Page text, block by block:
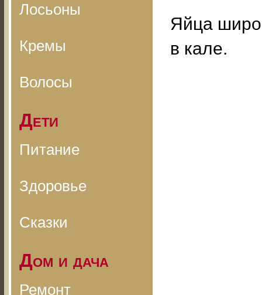
Лосьоны
Кремы
Волосы
Дети
Питание
Здоровье
Сказки
Дом и дача
Ремонт
Яйца
в кале.